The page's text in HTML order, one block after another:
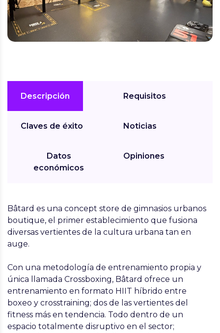
Descripción
Claves de éxito
Datos
económicos
Requisitos
Noticias
Opiniones
Bâtard es una concept store de gimnasios urbanos
boutique, el primer establecimiento que fusiona
diversas vertientes de la cultura urbana tan en
auge.
Con una metodología de entrenamiento propia y
única llamada Crossboxing, Bâtard ofrece un
entrenamiento en formato HIIT híbrido entre
boxeo y crosstraining; dos de las vertientes del
fitness más en tendencia. Todo dentro de un
espacio totalmente disruptivo en el sector;